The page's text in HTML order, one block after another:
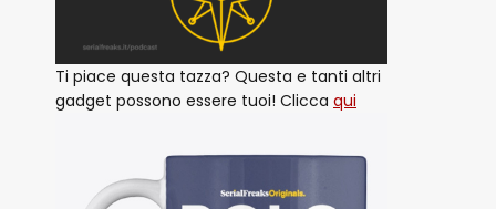
Ti piace questa tazza? Questa e tanti altri
gadget possono essere tuoi! Clicca qui